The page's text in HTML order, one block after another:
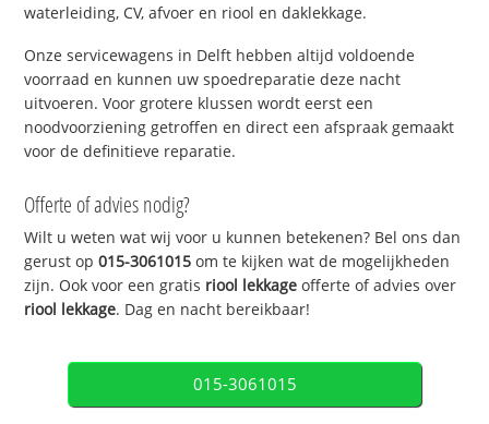
waterleiding, CV, afvoer en riool en daklekkage.
Onze servicewagens in Delft hebben altijd voldoende
voorraad en kunnen uw spoedreparatie deze nacht
uitvoeren. Voor grotere klussen wordt eerst een
noodvoorziening getroffen en direct een afspraak gemaakt
voor de definitieve reparatie.
Offerte of advies nodig?
Wilt u weten wat wij voor u kunnen betekenen? Bel ons dan
gerust op015-3061015 om te kijken wat de mogelijkheden
zijn. Ook voor een gratis riool lekkage offerte of advies over
riool lekkage. Dag en nacht bereikbaar!
015-3061015